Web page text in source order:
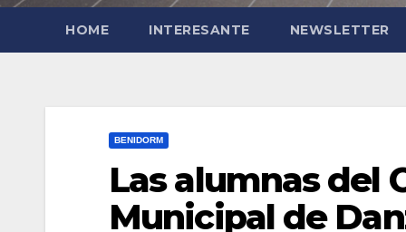
HOME INTERESANTE NEWSLETTER
BENIDORM
Las alumnas del
Municipal de